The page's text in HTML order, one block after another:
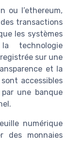
ou l’ethereum,
transactions
les systèmes
technologie
sur une
et la
accessibles
une banque
numérique
des monnaies